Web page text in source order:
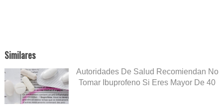
Similares
Autoridades De Salud Recomiendan No
Tomar Ibuprofeno Si Eres Mayor De 40